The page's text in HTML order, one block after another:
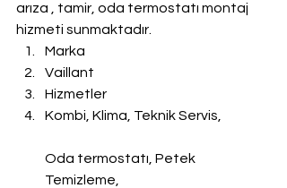
arıza , tamir, oda termostatı montaj
hizmeti sunmaktadır.
Marka
Vaillant
Hizmetler
Kombi, Klima, Teknik Servis,
Oda termostatı, Petek
Temizleme,